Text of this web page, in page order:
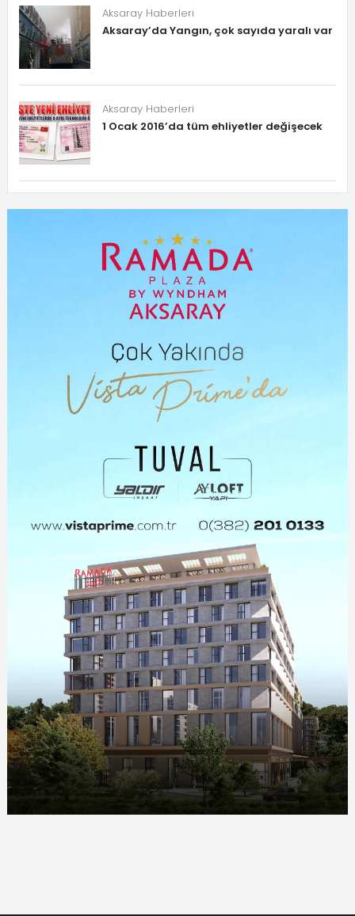
Aksaray Haberleri
Aksaray’da Yangın, çok sayıda yaralı var
Aksaray Haberleri
1 Ocak 2016’da tüm ehliyetler değişecek